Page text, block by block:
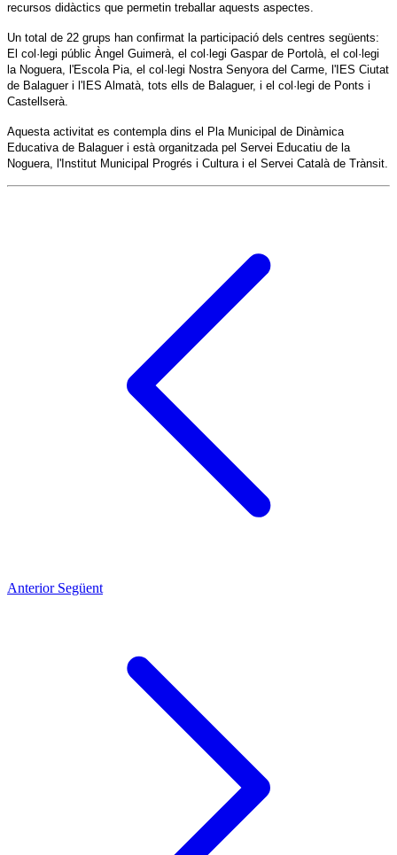
recursos didàctics que permetin treballar aquests aspectes.
Un total de 22 grups han confirmat la participació dels centres següents:
El col·legi públic Àngel Guimerà, el col·legi Gaspar de Portolà, el col·legi
la Noguera, l'Escola Pia, el col·legi Nostra Senyora del Carme, l'IES Ciutat
de Balaguer i l'IES Almatà, tots ells de Balaguer, i el col·legi de Ponts i
Castellserà.
Aquesta activitat es contempla dins el Pla Municipal de Dinàmica
Educativa de Balaguer i està organitzada pel Servei Educatiu de la
Noguera, l'Institut Municipal Progrés i Cultura i el Servei Català de Trànsit.
Anterior Següent